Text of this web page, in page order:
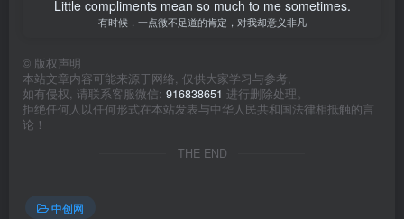
Little compliments mean so much to me sometimes.
有时候，一点微不足道的肯定，对我却意义非凡
© 版权声明
本站文章内容可能来源于网络, 仅供大家学习与参考,
如有侵权, 请联系客服微信: 916838651 进行删除处理。
拒绝任何人以任何形式在本站发表与中华人民共和国法律相抵触的言
论！
THE END
中创网